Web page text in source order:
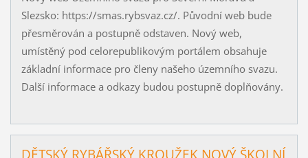
Slezsko: https://smas.rybsvaz.cz/. Původní web bude
přesměrován a postupně odstaven. Nový web,
umístěný pod celorepublikovým portálem obsahuje
základní informace pro členy našeho územního svazu.
Další informace a odkazy budou postupně doplňovány.